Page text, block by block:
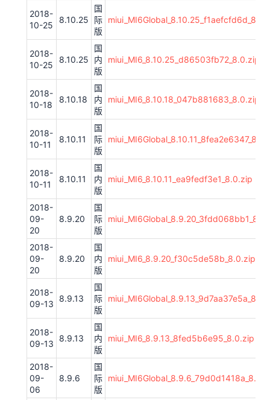
2018-
10-25
8.10.25
国
际
版
2018-
10-25
8.10.25
国
内
版
miui_MI6_8.10.25_d86503fb72_8.0.zip
2018-
10-18
8.10.18
国
内
版
miui_MI6_8.10.18_047b881683_8.0.zip
2018-
10-11
8.10.11
国
际
版
2018-
10-11
8.10.11
国
内
版
miui_MI6_8.10.11_ea9fedf3e1_8.0.zip
2018-
09-
20
8.9.20
国
际
版
2018-
09-
20
8.9.20
国
内
版
miui_MI6_8.9.20_f30c5de58b_8.0.zip
2018-
09-13
8.9.13
国
际
版
2018-
09-13
8.9.13
国
内
版
miui_MI6_8.9.13_8fed5b6e95_8.0.zip
2018-
09-
06
8.9.6
国
际
版